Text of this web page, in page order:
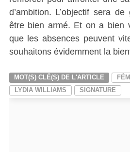
d’ambition. L’objectif sera
être bien armé. Et on a bien
que les absences peuvent
souhaitons évidemment la
MOT(S) CLÉ(S) DE L'ARTICLE
LYDIA WILLIAMS
SIGNATURE